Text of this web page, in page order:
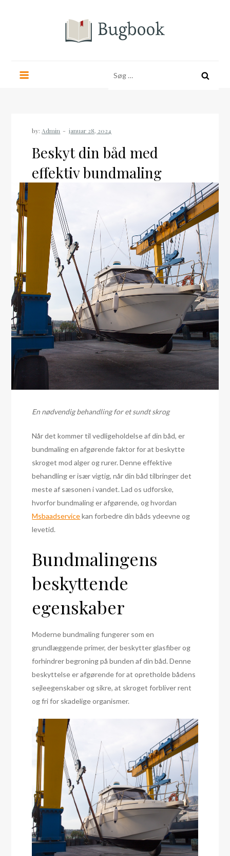
efter:
by: Admin
Beskyt din båd med
effektiv bundmaling
En nødvendig behandling for et sundt skrog
Når det kommer til vedligeholdelse af din båd, er
bundmaling en afgørende faktor for at beskytte
skroget mod alger og rurer. Denne effektive
behandling er især vigtig, når din båd tilbringer det
meste af sæsonen i vandet. Lad os udforske,
hvorfor bundmaling er afgørende, og hvordan
Msbaadservicekan forbedre din båds ydeevne og
levetid.
Bundmalingens
beskyttende
egenskaber
Moderne bundmaling fungerer som en
grundlæggende primer, der beskytter glasfiber og
forhindrer begroning på bunden af din båd. Denne
beskyttelse er afgørende for at opretholde bådens
sejleegenskaber og sikre, at skroget forbliver rent
og fri for skadelige organismer.